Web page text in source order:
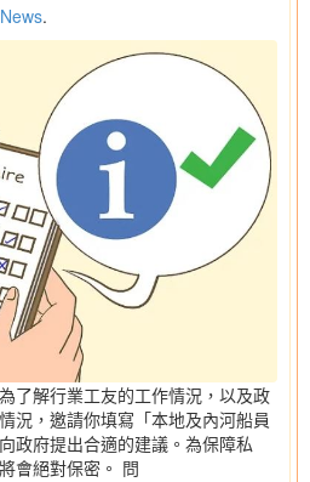
News.
了解行業工友的工作情況，以及政
況，邀請你填寫「本地及內河船員
政府提出合適的建議。為保障私
會絕對保密。 問